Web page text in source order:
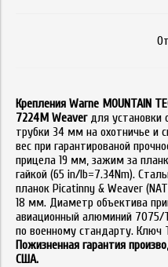
Крепления Warne MOUNTAIN
7224M Weaverдля установки
трубки 34 мм на охотничье и
вес при гарантированой
прицела 19 мм, зажим за
гайкой (65 in/lb=7.34Nm).
планок Picatinny & Weaver
18 мм. Диаметр объектива
авиационный алюминий 7075/
по военному стандарту. Ключ
Пожизненная гарантия
США.